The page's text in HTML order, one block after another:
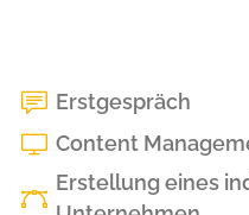
Erstgespräch
Content
Erstellung eines